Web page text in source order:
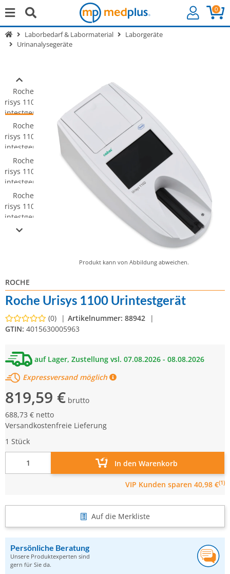
0
Laborbedarf & Labormaterial
Laborgeräte
Urinanalysegeräte
Produkt kann von Abbildung abweichen.
ROCHE
Roche Urisys 1100 Urintestgerät
(0) Artikelnummer: 88942
GTIN: 4015630005963
auf Lager, Zustellung vsl. 07.08.2026 - 08.08.2026
Expressversand möglich
819,59 € brutto
688,73 € netto
Versandkostenfreie Lieferung
1 Stück
In den Warenkorb
VIP Kunden sparen 40,98 €(1)
Auf die Merkliste
Persönliche Beratung
Unsere Produktexperten sind
gern für Sie da.